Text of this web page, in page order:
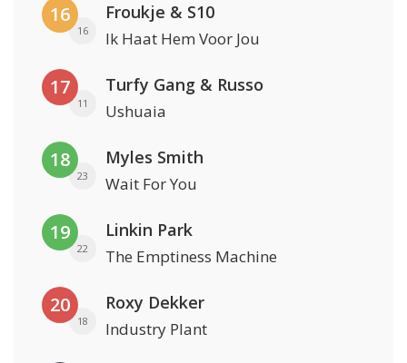
16
16
Froukje & S10
Ik Haat Hem Voor Jou
17
11
Turfy Gang & Russo
Ushuaia
18
23
Myles Smith
Wait For You
19
22
Linkin Park
The Emptiness Machine
20
18
Roxy Dekker
Industry Plant